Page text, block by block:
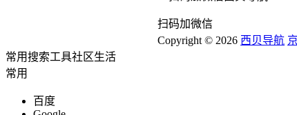
扫码加微信
Copyright © 2026 西贝导航
常用搜索工具社区生活
常用
百度